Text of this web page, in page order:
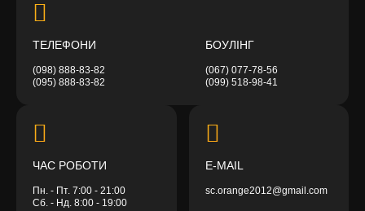
ТЕЛЕФОНИ
(098) 888-83-82
(095) 888-83-82
БОУЛІНГ
(067) 077-78-56
(099) 518-98-41
ЧАС РОБОТИ
Пн. - Пт. 7:00 - 21:00
Сб. - Нд. 8:00 - 19:00
E-MAIL
sc.orange2012@gmail.com